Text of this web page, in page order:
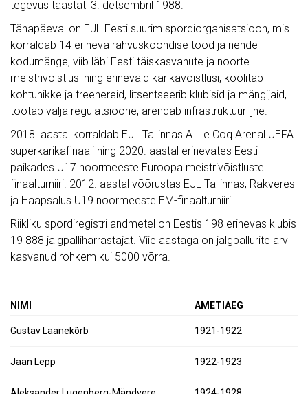
tegevus taastati 3. detsembril 1988.
Tänapäeval on EJL Eesti suurim spordiorganisatsioon, mis
korraldab 14 erineva rahvuskoondise tööd ja nende
kodumänge, viib läbi Eesti täiskasvanute ja noorte
meistrivõistlusi ning erinevaid karikavõistlusi, koolitab
kohtunikke ja treenereid, litsentseerib klubisid ja mängijaid,
töötab välja regulatsioone, arendab infrastruktuuri jne.
2018. aastal korraldab EJL Tallinnas A. Le Coq Arenal UEFA
superkarikafinaali ning 2020. aastal erinevates Eesti
paikades U17 noormeeste Euroopa meistrivõistluste
finaalturniiri. 2012. aastal võõrustas EJL Tallinnas, Rakveres
ja Haapsalus U19 noormeeste EM-finaalturniiri.
Riikliku spordiregistri andmetel on Eestis 198 erinevas klubis
19 888 jalgpalliharrastajat. Viie aastaga on jalgpallurite arv
kasvanud rohkem kui 5000 võrra.
NIMI AMETIAEG
Gustav Laanekõrb 1921-1922
Jaan Lepp 1922-1923